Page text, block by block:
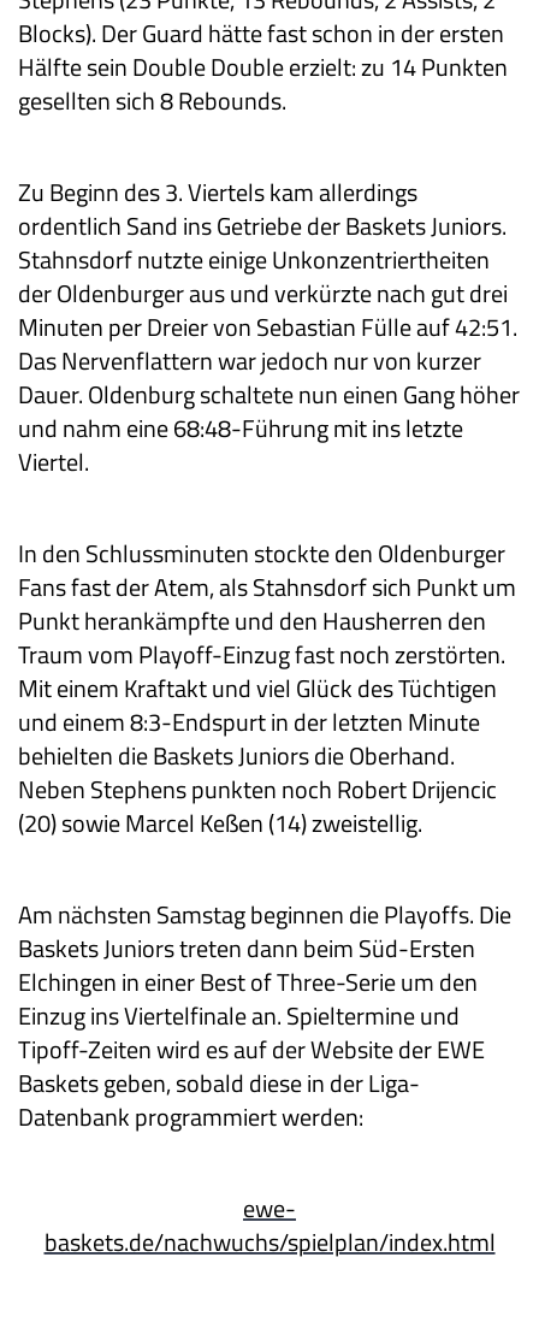
Blocks). Der Guard hätte fast schon in der ersten
Hälfte sein Double Double erzielt: zu 14 Punkten
gesellten sich 8 Rebounds.
Zu Beginn des 3. Viertels kam allerdings
ordentlich Sand ins Getriebe der Baskets Juniors.
Stahnsdorf nutzte einige Unkonzentriertheiten
der Oldenburger aus und verkürzte nach gut drei
Minuten per Dreier von Sebastian Fülle auf 42:51.
Das Nervenflattern war jedoch nur von kurzer
Dauer. Oldenburg schaltete nun einen Gang höher
und nahm eine 68:48-Führung mit ins letzte
Viertel.
In den Schlussminuten stockte den Oldenburger
Fans fast der Atem, als Stahnsdorf sich Punkt um
Punkt herankämpfte und den Hausherren den
Traum vom Playoff-Einzug fast noch zerstörten.
Mit einem Kraftakt und viel Glück des Tüchtigen
und einem 8:3-Endspurt in der letzten Minute
behielten die Baskets Juniors die Oberhand.
Neben Stephens punkten noch Robert Drijencic
(20) sowie Marcel Keßen (14) zweistellig.
Am nächsten Samstag beginnen die Playoffs. Die
Baskets Juniors treten dann beim Süd-Ersten
Elchingen in einer Best of Three-Serie um den
Einzug ins Viertelfinale an. Spieltermine und
Tipoff-Zeiten wird es auf der Website der EWE
Baskets geben, sobald diese in der Liga-
Datenbank programmiert werden:
ewe-
baskets.de/nachwuchs/spielplan/index.html